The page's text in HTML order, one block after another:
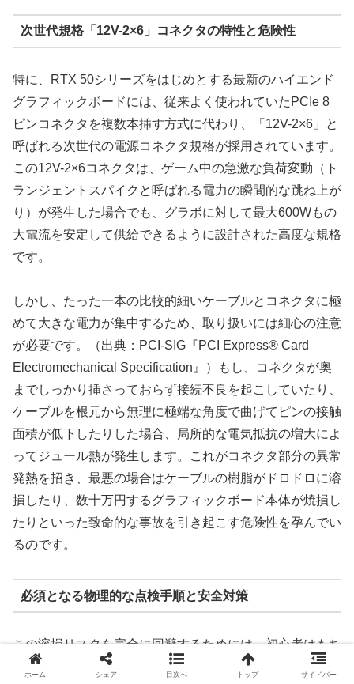
次世代規格「12V-2×6」コネクタの特性と危険性
特に、RTX 50シリーズをはじめとする最新のハイエンド
グラフィックボードには、従来よく使われていたPCIe 8
ピンコネクタを複数本挿す方式に代わり、「12V-2×6」と
呼ばれる次世代の電源コネクタ規格が採用されています。
この12V-2×6コネクタは、ゲーム中の急激な負荷変動（ト
ランジェントスパイクと呼ばれる電力の瞬間的な跳ね上が
り）が発生した場合でも、グラボに対して最大600Wもの
大電流を安定して供給できるように設計された高度な規格
です。
しかし、たった一本の比較的細いケーブルとコネクタに極
めて大きな電力が集中するため、取り扱いには細心の注意
が必要です。（出典：PCI-SIG『PCI Express® Card
Electromechanical Specification』）もし、コネクタが奥
までしっかり挿さっておらず接続不良を起こしていたり、
ケーブルを根元から無理に極端な角度で曲げてピンの接触
面積が低下したりした場合、局所的な電気抵抗の増大によ
ってジュール熱が発生します。これがコネクタ部分の異常
発熱を招き、最悪の場合はケーブルの樹脂がドロドロに溶
損したり、数十万円するグラフィックボード本体が焼損し
たりといった致命的な事故を引き起こす危険性を孕んでい
るのです。
必須となる物理的な点検手順と安全対策
この溶損リスクを完全に回避するためには、初心者はもち
ろん熟練の自作erであっても、慎重かつ確実な結線作業が
ホーム シェア 目次へ トップ サイドバー